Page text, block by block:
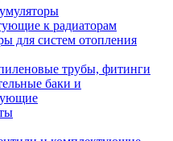
к радиаторам
для систем отопления
трубы, фитинги
баки и